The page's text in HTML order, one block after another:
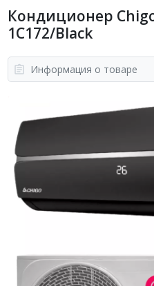
Кондиционер Chigo
1C172/Black
Информация о товаре